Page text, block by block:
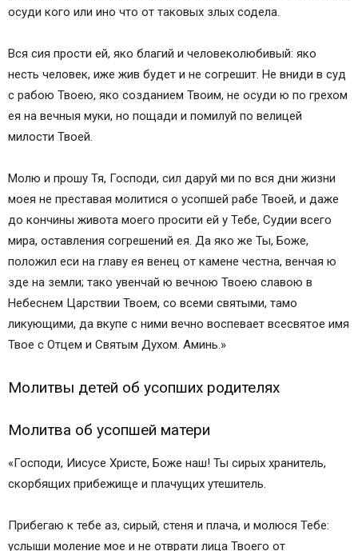
осуди кого или ино что от таковых злых содела.
Вся сия прости ей, яко благий и человеколюбивый: яко
несть человек, иже жив будет и не согрешит. Не вниди в суд
с рабою Твоею, яко созданием Твоим, не осуди ю по грехом
ея на вечныя муки, но пощади и помилуй по велицей
милости Твоей.
Молю и прошу Тя, Господи, сил даруй ми по вся дни жизни
моея не преставая молитися о усопшей рабе Твоей, и даже
до кончины живота моего просити ей у Тебе, Судии всего
мира, оставления согрешений ея. Да яко же Ты, Боже,
положил еси на главу ея венец от камене честна, венчая ю
зде на земли; тако увенчай ю вечною Твоею славою в
Небеснем Царствии Твоем, со всеми святыми, тамо
ликующими, да вкупе с ними вечно воспевает всесвятое имя
Твое с Отцем и Святым Духом. Аминь.»
Молитвы детей об усопших родителях
Молитва об усопшей матери
«Господи, Иисусе Христе, Боже наш! Ты сирых хранитель,
скорбящих прибежище и плачущих утешитель.
Прибегаю к тебе аз, сирый, стеня и плача, и молюся Тебе:
услыши моление мое и не отврати лица Твоего от